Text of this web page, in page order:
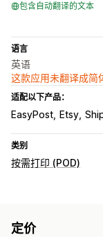
包含自动翻译的文本
语言
英语
这款应用未翻译成简
适配以下产品：
EasyPost Etsy
类别
按需打印 (POD)
定价